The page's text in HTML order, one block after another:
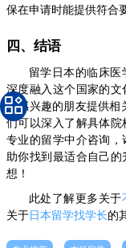
保在申请时能提供符合
四、结语
留学日本的临床
深度融入这个国家的
业感兴趣的朋友提供相
们可以深入了解具体
专业的留学中介咨询，
助你找到最适合自己
想！
此处了解更多关于
关于 日本留学找学长的